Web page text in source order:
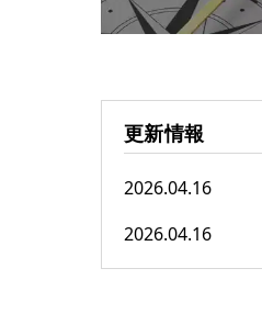
更新情報
2026.04.16
2026.04.16